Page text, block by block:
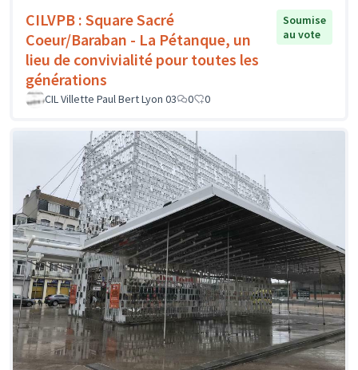
CILVPB : Square Sacré
Coeur/Baraban - La Pétanque, un
lieu de convivialité pour toutes les
générations
Soumise
au vote
CIL Villette Paul Bert Lyon 03 0 0